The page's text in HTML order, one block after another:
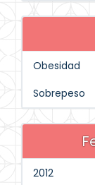
Obesidad
Sobrepeso
2012